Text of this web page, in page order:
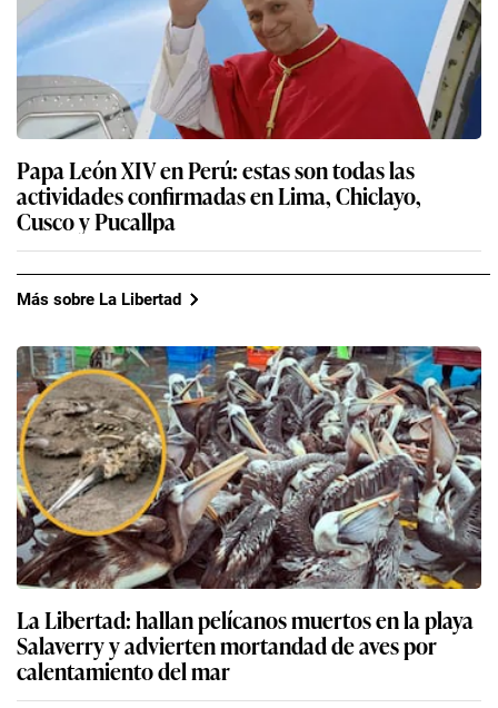
Papa León XIV en Perú: estas son todas las
actividades confirmadas en Lima, Chiclayo,
Cusco y Pucallpa
Más sobre La Libertad
La Libertad: hallan pelícanos muertos en la playa
Salaverry y advierten mortandad de aves por
calentamiento del mar